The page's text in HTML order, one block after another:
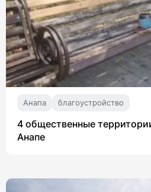
Анапа благоустройство
4 общественные
Анапе